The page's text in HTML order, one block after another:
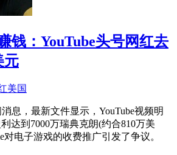
钱：YouTube头号网红去
元
美国
息，最新文件显示，YouTube视频明
达到7000万瑞典克朗(约合810万美
对电子游戏的收费推广引发了争议。